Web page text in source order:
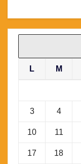
L M
3 4
10 11
17 18